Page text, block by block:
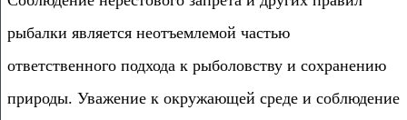
рыбалки является неотъемлемой частью
ответственного подхода к рыболовству и сохранению
природы. Уважение к окружающей среде и соблюдение